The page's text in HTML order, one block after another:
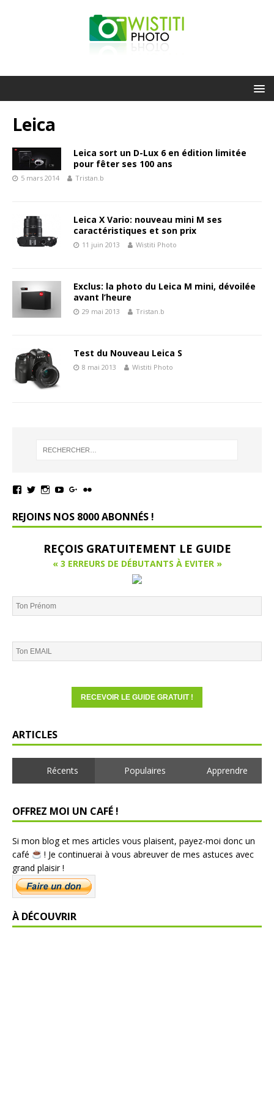
Leica
Leica sort un D-Lux 6 en édition limitée
pour fêter ses 100 ans
5 mars 2014 Tristan.b
Leica X Vario: nouveau mini M ses
caractéristiques et son prix
11 juin 2013 Wistiti Photo
Exclus: la photo du Leica M mini, dévoilée
avant l’heure
29 mai 2013 Tristan.b
Test du Nouveau Leica S
8 mai 2013 Wistiti Photo
REJOINS NOS 8000 ABONNÉS !
REÇOIS GRATUITEMENT LE GUIDE
« 3 ERREURS DE DÉBUTANTS À EVITER »
ARTICLES
Récents Populaires Apprendre
OFFREZ MOI UN CAFÉ !
Si mon blog et mes articles vous plaisent, payez-moi donc un
café
! Je continuerai à vous abreuver de mes astuces avec
grand plaisir !
À DÉCOUVRIR